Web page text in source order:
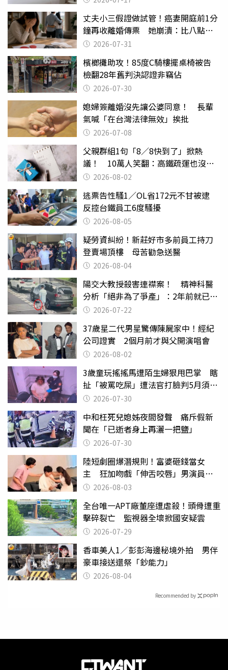
丈夫小三假證做試管！癌妻開庭前1分
鐘再收離婚傳票 她崩潰：比八點檔
還扯2026-07-31
檳榔攤助攻！85度C騎樓擺桌椅被告
檢翻28年舊判決認證非竊佔
2026-07-30
媳婦簽離婚沒先讓公婆同意！ 長輩
氣喊「在台灣法律無效」挨批
2026-07-08
父親群組1句「8／8快到了」掀熱
議！ 10萬人笑翻：高鐵疏運也沒列
父親節
2026-08-02
逃票告性騷1／OL省172元不甘被逮
反控台鐵員工6度騷擾
2026-08-05
疑勞資糾紛！新莊好市多前員工持刀
登賣場頂樓 母苦勸急送醫
2026-08-04
陽交大教授殺害連襟案！ 精神科醫
分析「絕非為了爭產」：2年前就已言
行詭異
2026-07-22
37歲星二代男星驚傳陳屍家中！經紀
公司證實 2個月前才與父開演唱會
2026-08-02
3歲童玩搖搖馬遭陌生婦狠甩巴掌 瞎
扯「被罵吃屎」遭法官打臉判5月須入
監 2026-07-30
中和枉死兒媳姊夜間發聲 痛斥假新
聞在「已逝者身上再灑一把鹽」
2026-07-30
陸短劇圈爆潛規則！富婆砸錢當女
主 狂加吻戲「伸舌咬唇」男演員崩
潰 2026-08-03
全台唯一APT廠董座遭虐殺！頭骨遭重
擊碎裂亡 監視器全壞掀國安疑雲
2026-07-29
香車美人1／彭彭海邊秘境外拍 男伴
豪車接送還祭「鈔能力」
2026-08-04
Recommended by